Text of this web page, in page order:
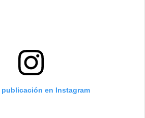
publicación en Instagram